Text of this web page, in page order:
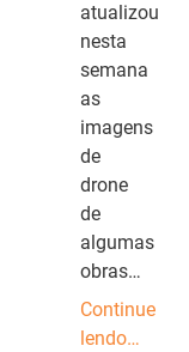
atualizou
nesta
semana
as
imagens
de
drone
de
algumas
obras…
Continue
lendo…